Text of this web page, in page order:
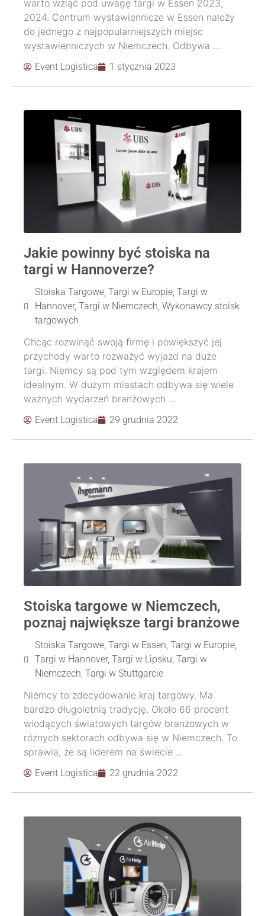
warto wziąć pod uwagę targi w Essen 2023,
2024. Centrum wystawiennicze w Essen należy
do jednego z najpopularniejszych miejsc
wystawienniczych w Niemczech. Odbywa ...
Event Logistica 1 stycznia 2023
Jakie powinny być stoiska na
targi w Hannoverze?
Stoiska Targowe, Targi w Europie, Targi w
Hannover, Targi w Niemczech, Wykonawcy stoisk
targowych
Chcąc rozwinąć swoją firmę i powiększyć jej
przychody warto rozważyć wyjazd na duże
targi. Niemcy są pod tym względem krajem
idealnym. W dużym miastach odbywa się wiele
ważnych wydarzeń branżowych ...
Event Logistica 29 grudnia 2022
Stoiska targowe w Niemczech,
poznaj największe targi branżowe
Stoiska Targowe, Targi w Essen, Targi w Europie,
Targi w Hannover, Targi w Lipsku, Targi w
Niemczech, Targi w Stuttgarcie
Niemcy to zdecydowanie kraj targowy. Ma
bardzo długoletnią tradycję. Około 66 procent
wiodących światowych targów branżowych w
różnych sektorach odbywa się w Niemczech. To
sprawia, że są liderem na świecie ...
Event Logistica 22 grudnia 2022